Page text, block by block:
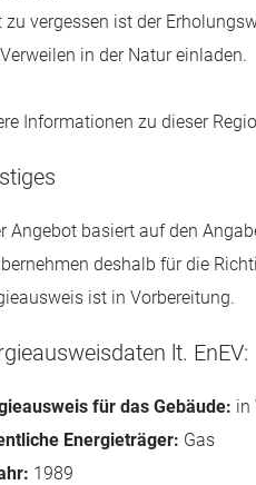
zu vergessen ist der
in der Natur einladen.
Informationen zu dieser
Angebot basiert auf den
deshalb für die
ist in Vorbereitung.
lt. EnEV:
für das Gebäude: in
Energieträger: Gas
1989